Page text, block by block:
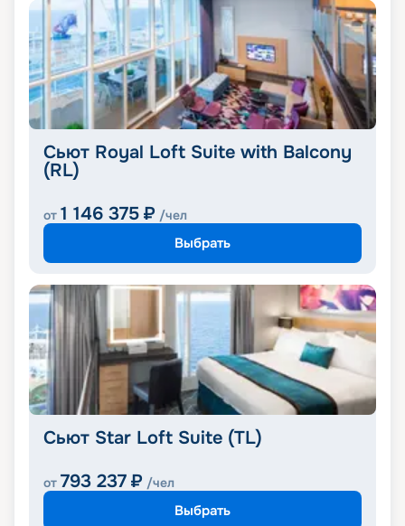
Сьют Royal Loft Suite with Balcony
(RL)
от 1 146 375 ₽ /чел
Выбрать
Сьют Star Loft Suite (TL)
от 793 237 ₽ /чел
Выбрать